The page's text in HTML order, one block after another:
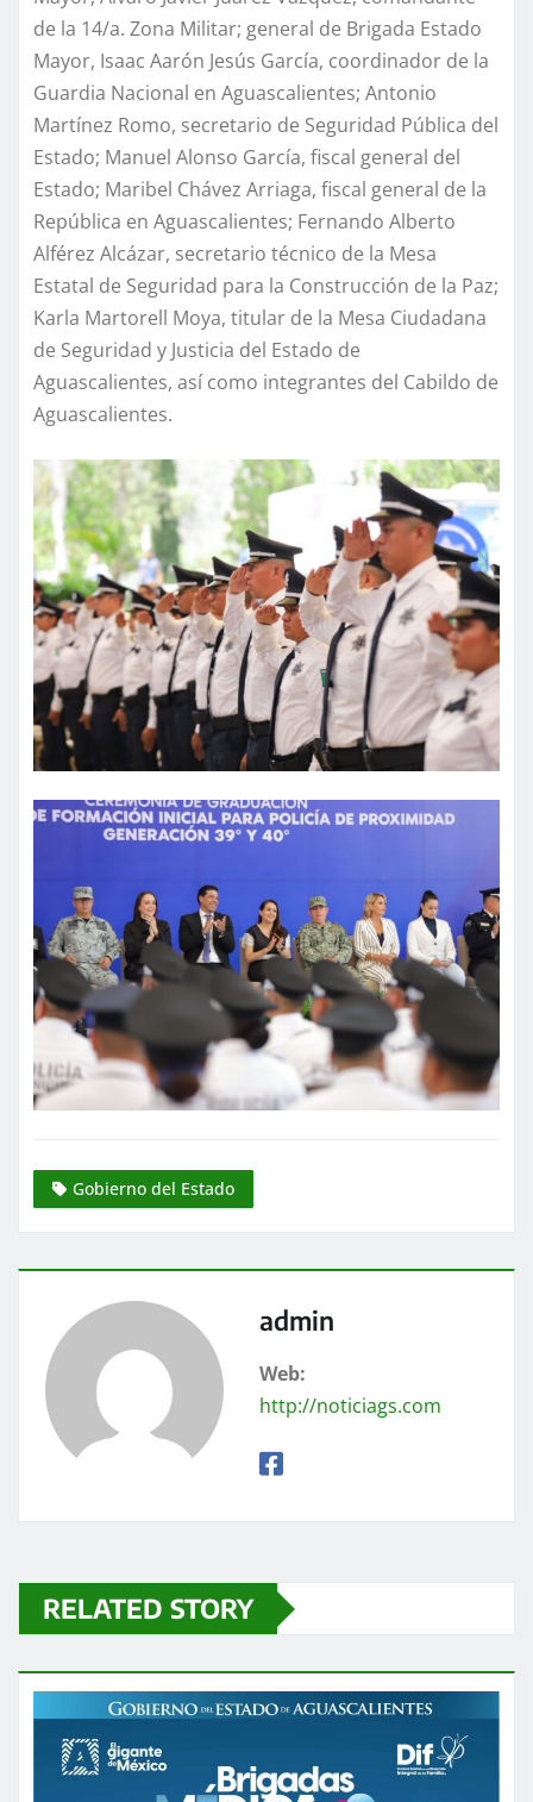
de la 14/a. Zona Militar; general de Brigada Estado
Mayor, Isaac Aarón Jesús García, coordinador de la
Guardia Nacional en Aguascalientes; Antonio
Martínez Romo, secretario de Seguridad Pública del
Estado; Manuel Alonso García, fiscal general del
Estado; Maribel Chávez Arriaga, fiscal general de la
República en Aguascalientes; Fernando Alberto
Alférez Alcázar, secretario técnico de la Mesa
Estatal de Seguridad para la Construcción de la Paz;
Karla Martorell Moya, titular de la Mesa Ciudadana
de Seguridad y Justicia del Estado de
Aguascalientes, así como integrantes del Cabildo de
Aguascalientes.
Gobierno del Estado
admin
Web:
http://noticiags.com
RELATED STORY